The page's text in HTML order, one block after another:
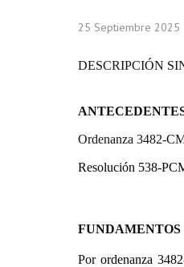
25 Septiembre 2025
DESCRIPCIÓN
Ordenanza 3482-
Resolución 538-
FUNDAMENTOS
Por ordenanza 3482